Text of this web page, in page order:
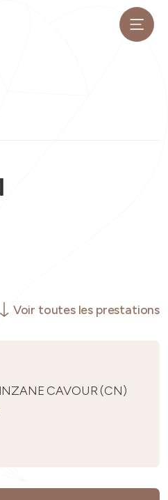
Voir toutes les prestations
CAVOUR (CN)